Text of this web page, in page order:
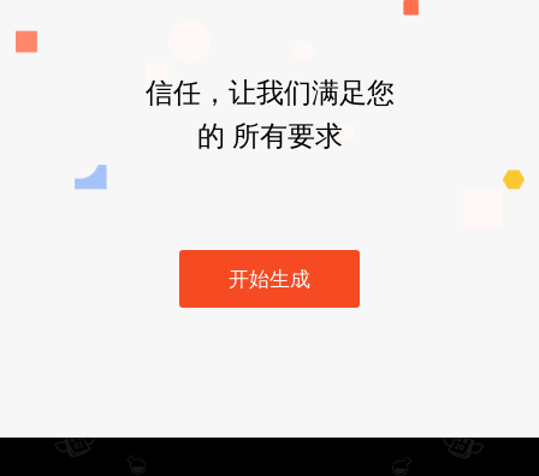
信任，让我们满足您
的 所有要求
开始生成